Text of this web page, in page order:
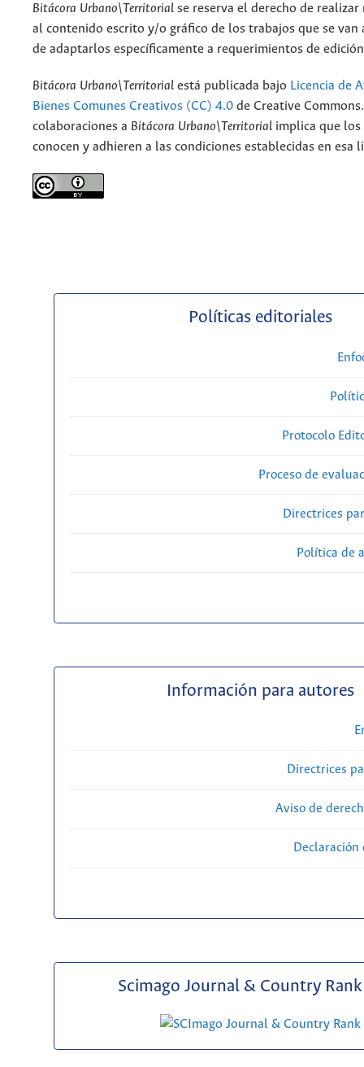
Bitácora Urbano\Territorial se reserva el derecho de realizar
al contenido escrito y/o gráfico de los trabajos que se van
de adaptarlos específicamente a requerimientos de
Bitácora Urbano\Territorial está publicada bajo Licencia de
Bienes Comunes Creativos (CC) 4.0 de Creative
colaboraciones a Bitácora Urbano\Territorial implica que los
conocen y adhieren a las condiciones establecidas en esa
Políticas editoriales
Protocolo
Proceso de
Directrices
Política de
Información para autores
Directrices
Aviso de
Scimago Journal & Country Rank